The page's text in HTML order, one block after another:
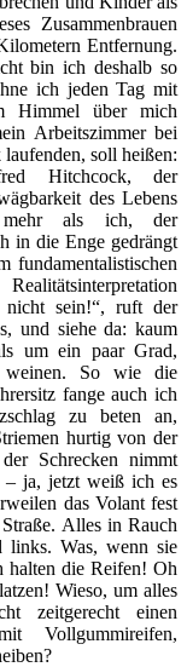
Zusammenbrauen
Entfernung.
bin ich deshalb so
ich jeden Tag mit
Himmel über mich
Arbeitszimmer bei
soll heißen:
Hitchcock, der
des Lebens
mehr als ich, der
in die Enge gedrängt
fundamentalistischen
sein!“, ruft der
und siehe da: kaum
um ein paar Grad,
So wie die
fange auch ich
zu beten an,
hurtig von der
Schrecken nimmt
– ja, jetzt weiß ich es
das Volant fest
Alles in Rauch
links. Was, wenn sie
halten die Reifen! Oh
Wieso, um alles
zeitgerecht einen
Vollgummireifen,